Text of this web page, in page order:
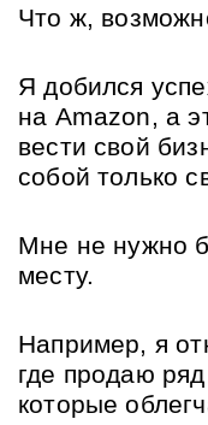
Что ж,
Я добился
на Amazon, а
вести свой
собой только
Мне не нужно
месту.
Например, я
где продаю
которые